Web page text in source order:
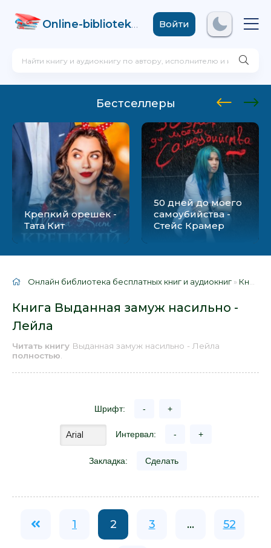
Online-biblioteka .comВойти
Бестселлеры
Крепкий орешек -
Тата Кит
50 дней до моего
самоубийства -
Стейс Крамер
Онлайн библиотека бесплатных книг и аудиокниг » Книги
Книга Выданная замуж насильно -
Лейла
Читать книгу Выданная замуж насильно - Лейла
полностью
Шрифт: - +
Интервал: - +
Закладка: Сделать
1 2 3 ... 52